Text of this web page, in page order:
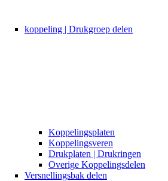
koppeling | Drukgroep delen
Koppelingsplaten
Koppelingsveren
Drukplaten | Drukringen
Overige Koppelingsdelen
Versnellingsbak delen